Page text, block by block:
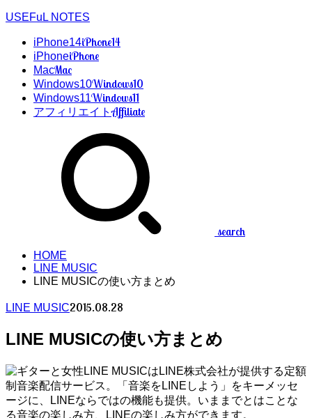
USEFuL NOTES
iPhone14iPhone14
iPhoneiPhone
MacMac
Windows10Windows10
Windows11Windows11
アフィリエイトAffiliate
search
HOME
LINE MUSIC
LINE MUSICの使い方まとめ
LINE MUSIC2015.08.28
LINE MUSICの使い方まとめ
LINE MUSICはLINE株式会社が提供する定額
制音楽配信サービス。「音楽をLINEしよう」をキーメッセ
ージに、LINEならではの機能も提供。いままでとはことな
る音楽の楽しみ方、LINEの楽しみ方ができます。